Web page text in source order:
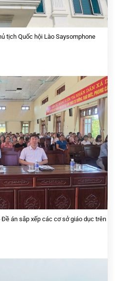
tịch Quốc hội Lào Saysomphone
án sắp xếp các cơ sở giáo dục trên